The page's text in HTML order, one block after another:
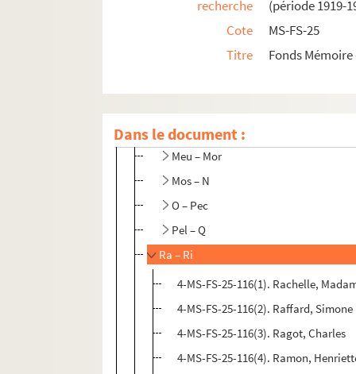
recherche
(période 1919-
Cote
MS-FS-25
Titre
Fonds
Dans le document :
Gré – Jo
Marr – Mes
Meu – Mor
Mos – N
O – Pec
Pel – Q
Ra – Ri
4-MS-FS-25-116(1). Rachelle,
4-MS-FS-25-116(2). Raffard, Simone
4-MS-FS-25-116(3). Ragot, Charles
4-MS-FS-25-116(4). Ramon,